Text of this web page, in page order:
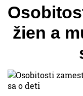
žien a